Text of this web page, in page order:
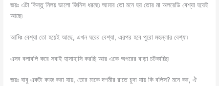
জয়ঃ এটা কিন্তু নিলয় ভালো জিনিস ধরছে৷ আমার তো মনে হয় তোর মা অলরেডি বেশ্যা হয়েই
আছে৷
আমিঃ বেশ্যা তো হয়েই আছে, এখন ঘরের বেশ্যা, এরপর হবে পুরো মহল্লার বেশ্যা৷
এসব বলাবলি করে সবাই হাসাহাসি করছি আর একে অপরের বাড়া চটকাচ্ছি৷
জয়ঃ বাবু একটা কাজ করা যায়, তোর মাকে দশমীর রাতে চুদা যায় কি বলিস? মনে কর, ঐ